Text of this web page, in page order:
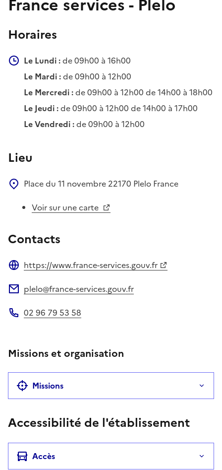
France services - Plelo
Horaires
Le Lundi :de 09h00 à 16h00
Le Mardi :de 09h00 à 12h00
Le Mercredi :de 09h00 à 12h00 de 14h00 à 18h00
Le Jeudi :de 09h00 à 12h00 de 14h00 à 17h00
Le Vendredi :de 09h00 à 12h00
Lieu
Place du 11 novembre 22170 Plelo France
Voir sur une carte
Contacts
https://www.france-services.gouv.fr
plelo@france-services.gouv.fr
02 96 79 53 58
Missions et organisation
Missions
Accessibilité de l'établissement
Accès